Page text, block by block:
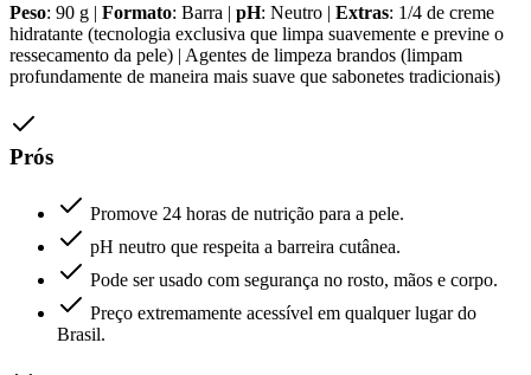
Peso: 90 g | Formato: Barra | pH: Neutro | Extras: 1/4 de creme
hidratante (tecnologia exclusiva que limpa suavemente e previne o
ressecamento da pele) | Agentes de limpeza brandos (limpam
profundamente de maneira mais suave que sabonetes tradicionais)
Prós
Promove 24 horas de nutrição para a pele.
pH neutro que respeita a barreira cutânea.
Pode ser usado com segurança no rosto, mãos e corpo.
Preço extremamente acessível em qualquer lugar do
Brasil.